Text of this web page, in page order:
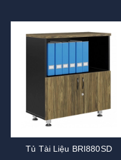
Tủ Tài Liệu BRI880SD